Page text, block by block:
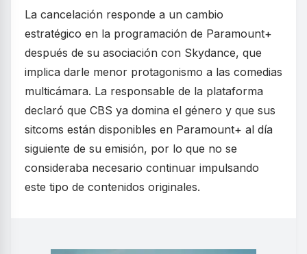
La cancelación responde a un cambio
estratégico en la programación de Paramount+
después de su asociación con Skydance, que
implica darle menor protagonismo a las comedias
multicámara. La responsable de la plataforma
declaró que CBS ya domina el género y que sus
sitcoms están disponibles en Paramount+ al día
siguiente de su emisión, por lo que no se
consideraba necesario continuar impulsando
este tipo de contenidos originales.